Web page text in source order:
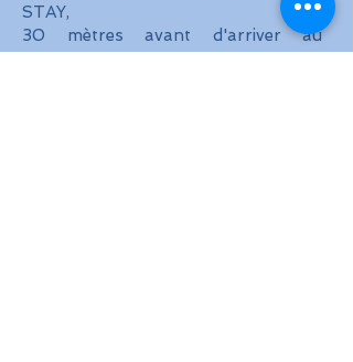
STAY,
30 mètres avant d'arriver au
restaurant.